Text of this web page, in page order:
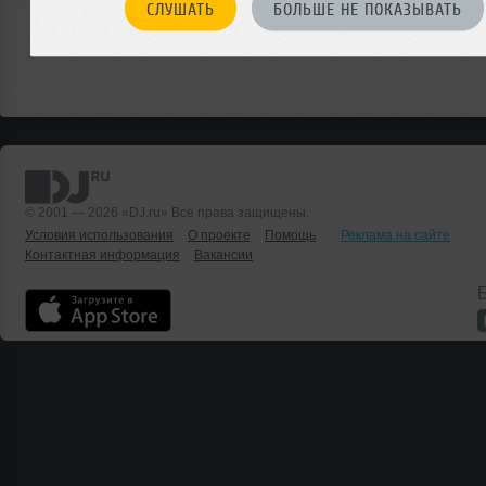
СЛУШАТЬ БОЛЬШЕ НЕ ПОКАЗЫВАТЬ
© 2001 — 2026 «DJ.ru» Все права защищены.
Условия использования
О проекте Помощь
Реклама на сайте
Контактная информация
Вакансии